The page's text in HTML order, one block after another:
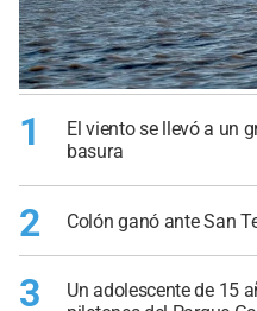
1
El viento se llevó a un
basura
2 Colón ganó ante San
3
Un adolescente de 15